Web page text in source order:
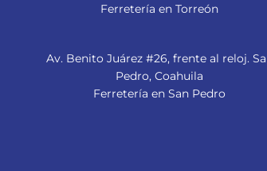
Ferretería en Torreón
Av. Benito Juárez #26, frente al reloj.
Pedro, Coahuila
Ferretería en San Pedro